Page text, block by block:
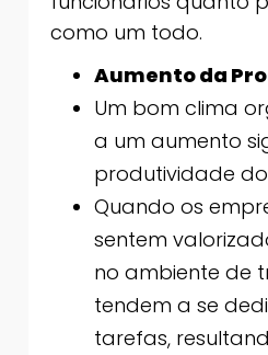
como um todo.
Aumento da
Um bom clima
a um aumento
produtividade
Quando os
sentem
no ambiente de
tendem a se
tarefas,